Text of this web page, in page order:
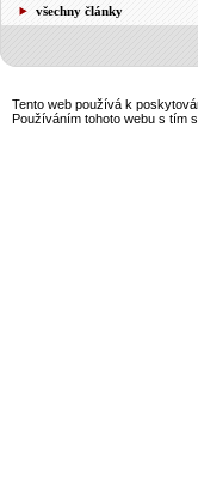
všechny články
Tento web používá k
Používáním tohoto webu s tím